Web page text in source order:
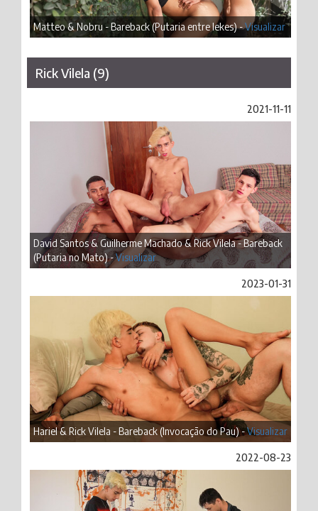
Matteo & Nobru - Bareback (Putaria entre lekes) -Visualizar
Rick Vilela (9)
2021-11-11
David Santos & Guilherme Machado & Rick Vilela - Bareback
(Putaria no Mato) -Visualizar
2023-01-31
Hariel & Rick Vilela - Bareback (Invocação do Pau) -Visualizar
2022-08-23